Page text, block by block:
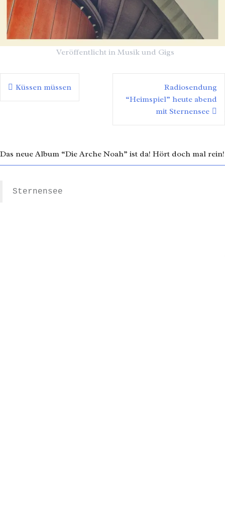
Veröffentlicht in Musik und Gigs
Küssen müssen
Radiosendung
“Heimspiel” heute abend
mit Sternensee
Das neue Album “Die Arche Noah” ist da! Hört doch mal rein!
Sternensee